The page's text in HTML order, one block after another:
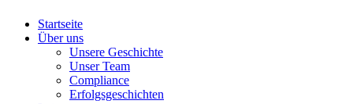
Startseite
Über uns
Unsere Geschichte
Unser Team
Compliance
Erfolgsgeschichten